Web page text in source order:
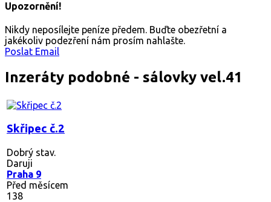
Upozornění!
Nikdy neposílejte peníze předem. Buďte obezřetní a
jakékoliv podezření nám prosím nahlašte.
Poslat Email
Inzeráty podobné - sálovky vel.41
Skřipec č.2
Dobrý stav.
Daruji
Praha 9
Před měsícem
138